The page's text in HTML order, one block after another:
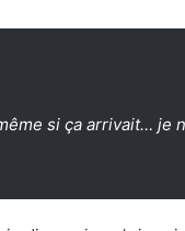
si ça arrivait… je